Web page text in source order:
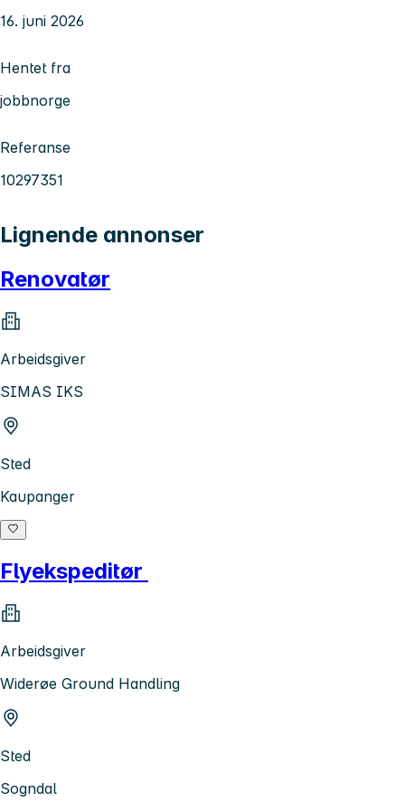
16. juni 2026
Hentet fra
jobbnorge
Referanse
10297351
Lignende annonser
Renovatør
Arbeidsgiver
SIMAS IKS
Sted
Kaupanger
Flyekspeditør
Arbeidsgiver
Widerøe Ground Handling
Sted
Sogndal